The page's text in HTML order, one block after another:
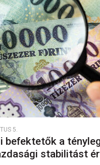
5.
befektetők a
stabilitást